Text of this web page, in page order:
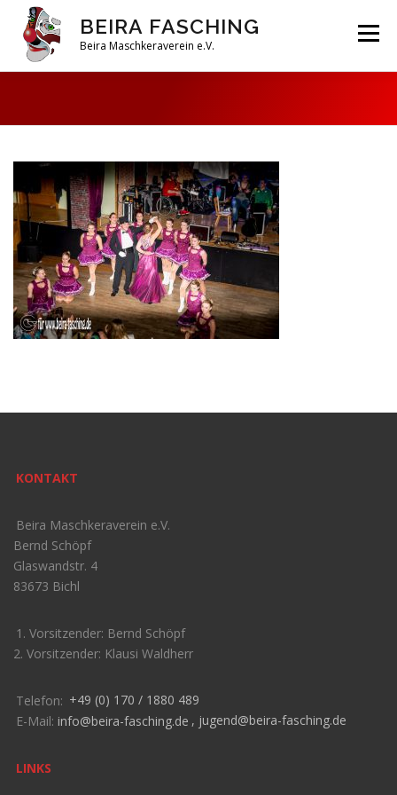
Inhalt
springen
BEIRA FASCHING
Beira Maschkeraverein e.V.
Menü
ARCHIV
KONTAKT
Beira Maschkeraverein e.V.
Bernd Schöpf
Glaswandstr. 4
83673 Bichl
1. Vorsitzender: Bernd Schöpf
2. Vorsitzender: Klausi Waldherr
Telefon: +49 (0) 170 / 1880 489
E-Mail: info@beira-fasching.de , jugend@beira-fasching.de
LINKS